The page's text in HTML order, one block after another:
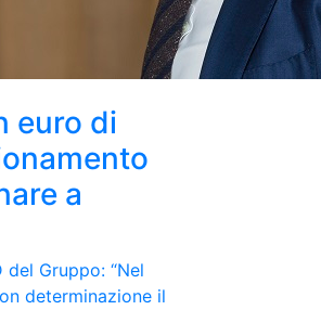
che uniscono realtà aumentata
euro di
a
Gruppo: “Nel
determinazione il